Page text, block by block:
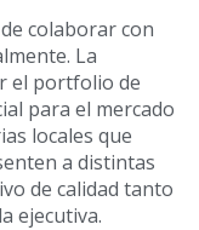
colaborar con
La
el portfolio de
para el mercado
locales que
a distintas
de calidad tanto
ejecutiva.